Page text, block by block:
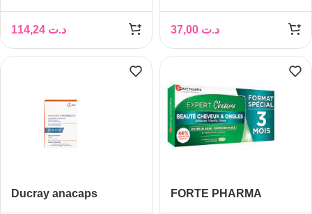
د.ت
CHEVEUX 30
CAPSULES
د.ت
Ducray anacaps
FORTE PHARMA